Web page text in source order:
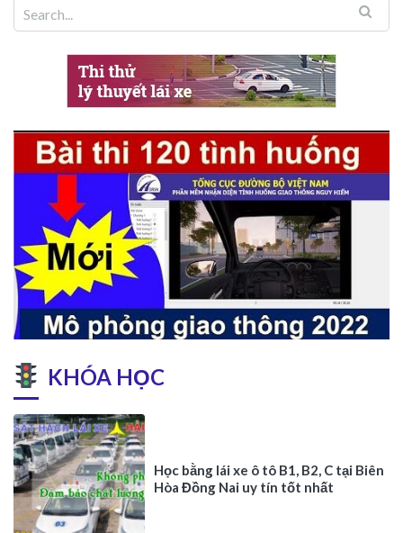
Ký hiệu trên cần số ô tô tự
so với xe số sàn. Chưa kể,
còn được viết tắt bởi ngôn ngữ
các tài xế mới t [...]
Ý nghĩa các ký hiệu trên
động
Kinh nghiệm lái xe,An toàn Giao
Thực hành
Khi vận hành xe ô tô sử dụng
người lái sẽ bắt gặp các ký hiệu
có thêm các ký hiệu M, S, L.
các ký hiệu này [...]
4 sai lầm của ‘tài mới’ khi
động
Kinh nghiệm lái xe,An toàn Giao
Thực hành
KHÓA HỌC
Học bằng lái xe ô tô B1, B2, C tại Biên
Hòa Đồng Nai uy tín tốt nhất